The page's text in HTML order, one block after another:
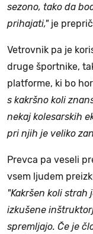
sezono, tako da
prihajati,"je
Vetrovnik pa je
druge športnike,
platforme, ki bo
s kakršno koli
nekaj kolesarskih
pri njih je veliko
Prevca pa veseli
vsem ljudem
"Kakršen koli strah
izkušene
spremljajo. Če je